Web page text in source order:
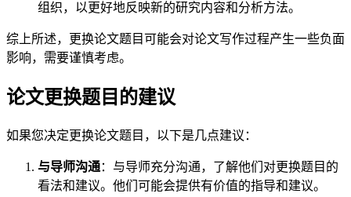
组织，以更好地反映新的研究内容和分析方法。
综上所述，更换论文题目可能会对论文写作过程产生一些负面
影响，需要谨慎考虑。
论文更换题目的建议
如果您决定更换论文题目，以下是几点建议：
与导师沟通：与导师充分沟通，了解他们对更换题目的
看法和建议。他们可能会提供有价值的指导和建议。